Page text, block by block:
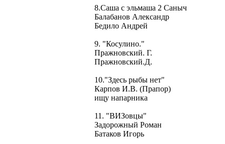
8.Саша с эльмаша 2 Саныч
Балабанов Александр
Бедило Андрей
9. "Косулино."
Пражновский. Г.
Пражновский.Д.
10."Здесь рыбы нет"
Карпов И.В. (Прапор)
ищу напарника
11. "ВИЗовцы"
Задорожный Роман
Батаков Игорь